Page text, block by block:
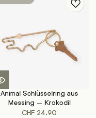
Animal Schlüsselring aus
Messing – Krokodil
CHF 24.90